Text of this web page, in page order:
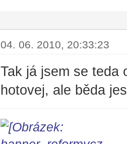
04. 06. 2010, 20:33:23
Tak já jsem se teda
hotovej, ale běda